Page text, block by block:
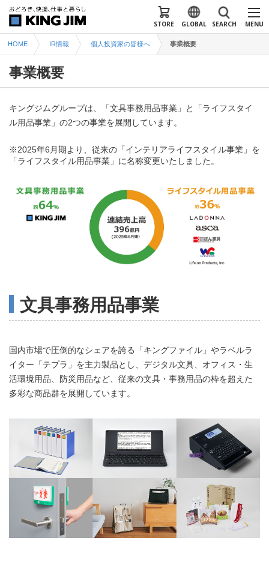
MENU
SEARCH
GLOBAL
STORE
HOME IR情報 個人投資家の皆様へ 事業概要
事業概要
キングジムグループは、「文具事務用品事業」と「ライフスタイ
ル用品事業」の2つの事業を展開しています。
※2025年6 月期より、従来の「インテリアライフスタイル事業」を
「ライフスタイル用品事業」に名称変更いたしました。
文具事務用品事業
国内市場で圧倒的なシェアを誇る「キングファイル」やラベルラ
イター「テプラ」を主力製品とし、デジタル文具、オフィス・生
活環境用品、防災用品など、従来の文具・事務用品の枠を超えた
多彩な商品群を展開しています。